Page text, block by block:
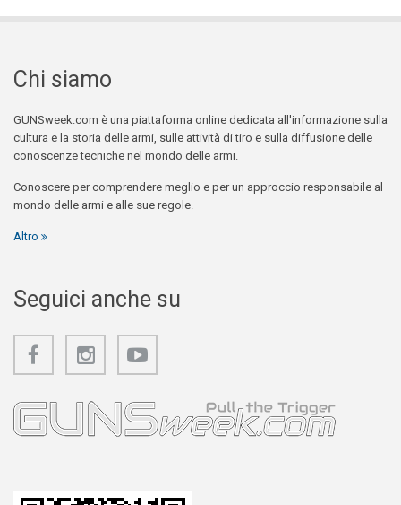
Chi siamo
GUNSweek.com è una piattaforma online dedicata all'informazione sulla
cultura e la storia delle armi, sulle attività di tiro e sulla diffusione delle
conoscenze tecniche nel mondo delle armi.
Conoscere per comprendere meglio e per un approccio responsabile al
mondo delle armi e alle sue regole.
Altro
Seguici anche su